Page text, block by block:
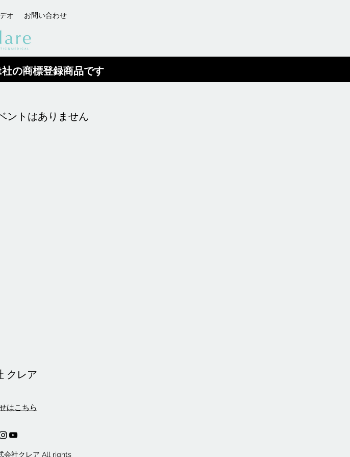
オ お問い合わせ
の商標登録商品です
ントはありません
クレア
はこちら
社クレア All rights